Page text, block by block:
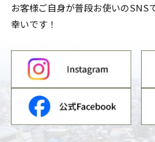
お客様ご自身が普段お使いのSNS
幸いです！